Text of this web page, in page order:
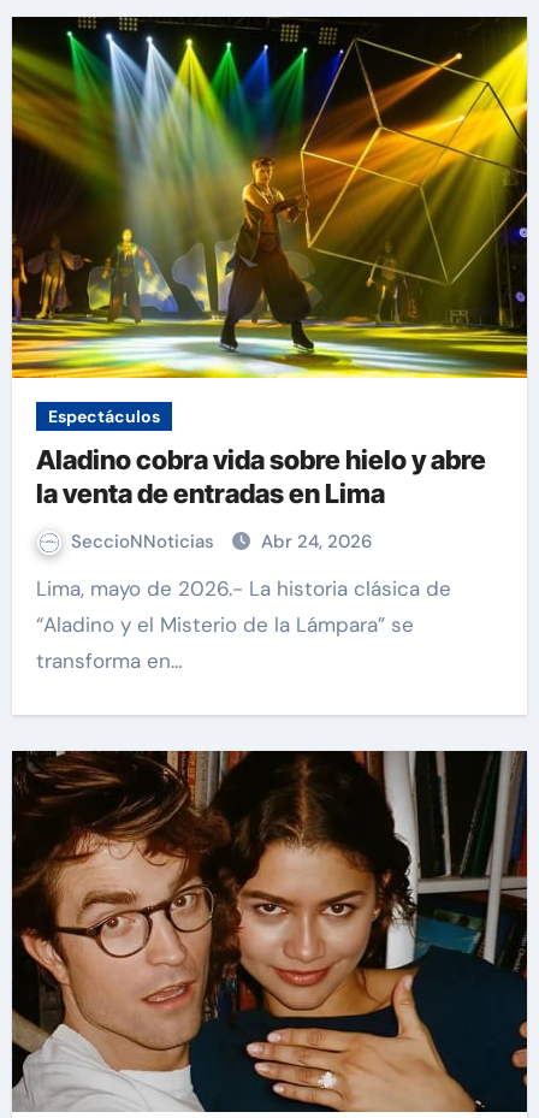
Espectáculos
Aladino cobra vida sobre hielo y abre
la venta de entradas en Lima
SeccioNNoticias Abr 24, 2026
Lima, mayo de 2026.- La historia clásica de
“Aladino y el Misterio de la Lámpara” se
transforma en…